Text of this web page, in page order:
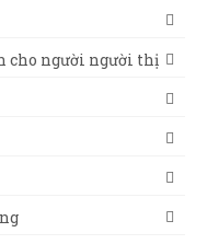
cho người người thị